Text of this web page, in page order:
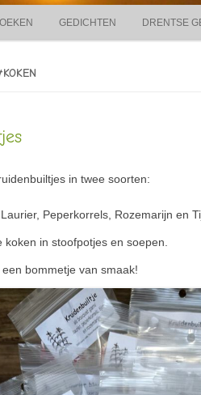
GEDICHTEN DRENTSE
in twee soorten:
Peperkorrels, Rozemarijn en
koken in stoofpotjes en soepen.
bommetje van smaak!